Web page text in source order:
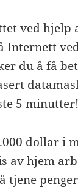
ved hjelp
Internett
du å få
5 minutter!
dollar i
av hjem
tjene